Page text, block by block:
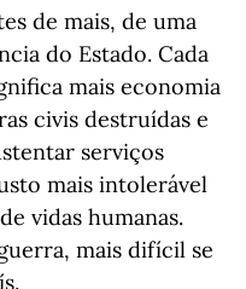
de mais, de uma
do Estado. Cada
mais economia
civis destruídas e
serviços
mais intolerável
vidas humanas.
mais difícil se